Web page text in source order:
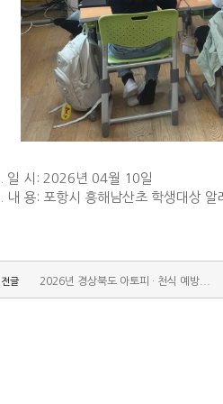
일 시: 2026년 04월 10일
내 용: 포항시 흥해남산초 학생대상 알
글 2026년 경상북도 아토피 · 천식 예방...